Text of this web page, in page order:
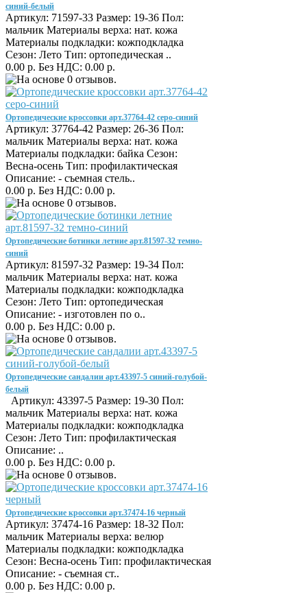
синий-белый
Артикул: 71597-33 Размер: 19-36 Пол:
мальчик Материалы верха: нат. кожа
Материалы подкладки: кожподкладка
Сезон: Лето Тип: ортопедическая ..
0.00 р. Без НДС: 0.00 р.
Ортопедические кроссовки арт.37764-42 серо-синий
Артикул: 37764-42 Размер: 26-36 Пол:
мальчик Материалы верха: нат. кожа
Материалы подкладки: байка Сезон:
Весна-осень Тип: профилактическая
Описание: - съемная стель..
0.00 р. Без НДС: 0.00 р.
Ортопедические ботинки летние арт.81597-32 темно-
синий
Артикул: 81597-32 Размер: 19-34 Пол:
мальчик Материалы верха: нат. кожа
Материалы подкладки: кожподкладка
Сезон: Лето Тип: ортопедическая
Описание: - изготовлен по о..
0.00 р. Без НДС: 0.00 р.
Ортопедические сандалии арт.43397-5 синий-голубой-
белый
Артикул: 43397-5 Размер: 19-30 Пол:
мальчик Материалы верха: нат. кожа
Материалы подкладки: кожподкладка
Сезон: Лето Тип: профилактическая
Описание: ..
0.00 р. Без НДС: 0.00 р.
Ортопедические кроссовки арт.37474-16 черный
Артикул: 37474-16 Размер: 18-32 Пол:
мальчик Материалы верха: велюр
Материалы подкладки: кожподкладка
Сезон: Весна-осень Тип: профилактическая
Описание: - съемная ст..
0.00 р. Без НДС: 0.00 р.